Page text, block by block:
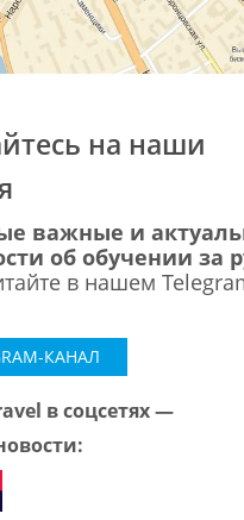
на наши
важные и
об обучении за
в нашем
КАНАЛ
в соцсетях —